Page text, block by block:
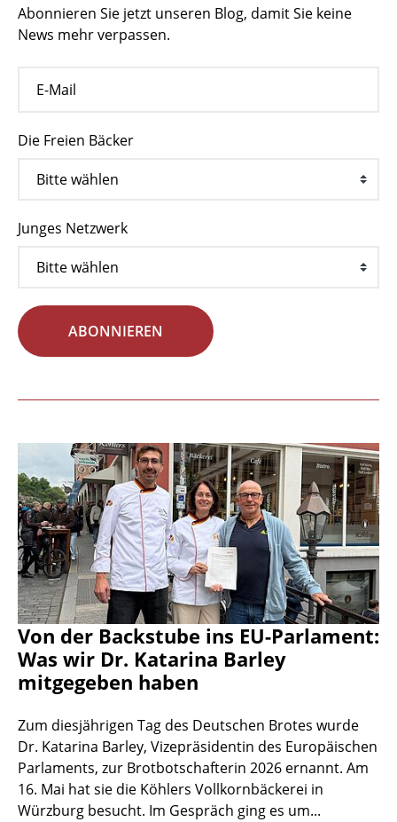
Abonnieren Sie jetzt unseren Blog, damit Sie keine
News mehr verpassen.
Die Freien Bäcker
Junges Netzwerk
ABONNIEREN
Von der Backstube ins EU-Parlament:
Was wir Dr. Katarina Barley
mitgegeben haben
Zum diesjährigen Tag des Deutschen Brotes wurde
Dr. Katarina Barley, Vizepräsidentin des Europäischen
Parlaments, zur Brotbotschafterin 2026 ernannt. Am
16. Mai hat sie die Köhlers Vollkornbäckerei in
Würzburg besucht. Im Gespräch ging es um...